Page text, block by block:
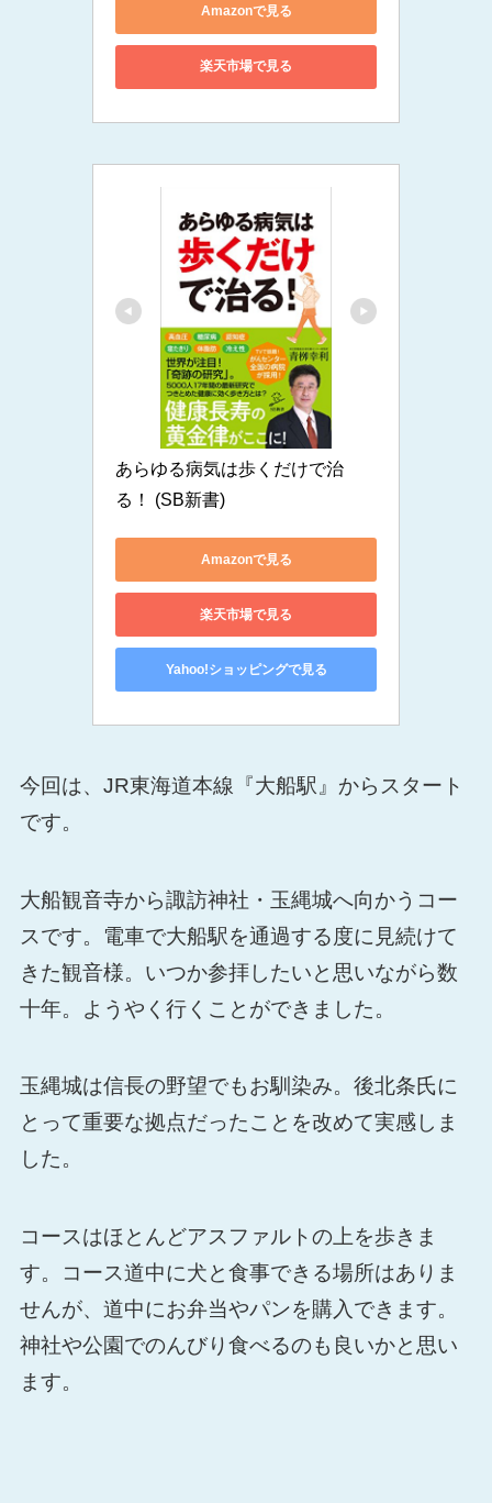
Amazonで見る
楽天市場で見る
あらゆる病気は歩くだけで治
る！ (SB新書)
Amazonで見る
楽天市場で見る
Yahoo!ショッピングで見る
今回は、JR東海道本線『大船駅』からスタート
です。
大船観音寺から諏訪神社・玉縄城へ向かうコー
スです。電車で大船駅を通過する度に見続けて
きた観音様。いつか参拝したいと思いながら数
十年。ようやく行くことができました。
玉縄城は信長の野望でもお馴染み。後北条氏に
とって重要な拠点だったことを改めて実感しま
した。
コースはほとんどアスファルトの上を歩きま
す。コース道中に犬と食事できる場所はありま
せんが、道中にお弁当やパンを購入できます。
神社や公園でのんびり食べるのも良いかと思い
ます。